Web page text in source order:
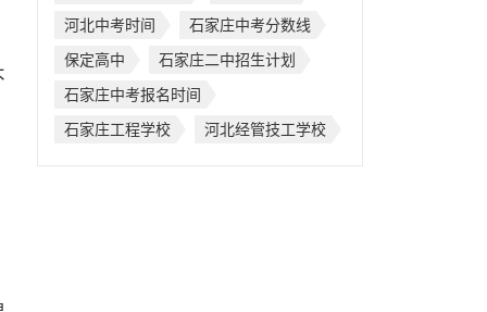
河北中考时间
石家庄中考分数线
保定高中
石家庄二中招生计划
石家庄中考报名时间
石家庄工程学校
河北经管技工学校